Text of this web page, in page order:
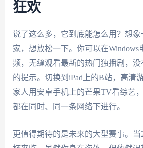
狂欢
说了这么多，它到底能怎么用？想象
家，想放松一下。你可以在Windows
频，无缝观看最新的热门独播剧，没
的提示。切换到iPad上的B站，高清
家人用安卓手机上的芒果TV看综艺
都在同时、同一条网络下进行。
更值得期待的是未来的大型赛事。当